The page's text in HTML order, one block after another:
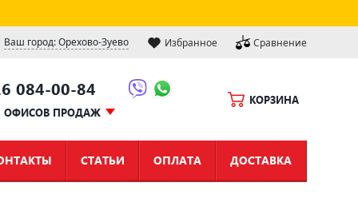
Ваш город: Орехово-Зуево Избранное Сравнение
084-00-84
ОФИСОВ ПРОДАЖ
КОРЗИНА
СТАТЬИ ОПЛАТА ДОСТАВКА